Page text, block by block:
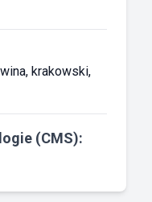
krakowski,
(CMS):